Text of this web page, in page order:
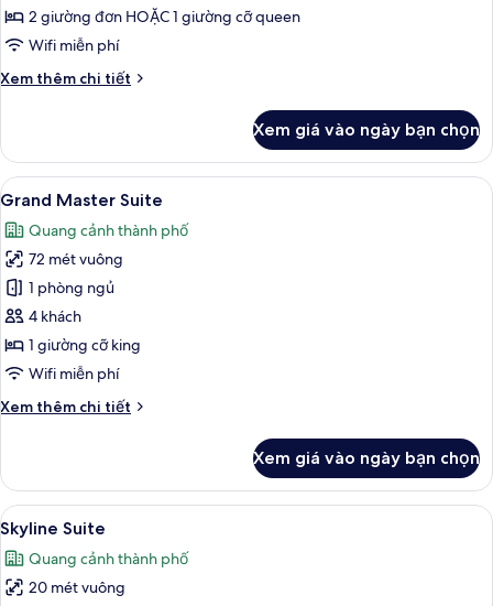
2 giường đơn HOẶC 1 giường cỡ queen
Wifi miễn phí
Xem thêm chi tiết
Chi
Phòng
Premium
Xem giá vào ngày bạn chọn
Xem
tất
cả
ảnh
Grand
Master
Suite
Bộ đồ giường cao cấp, minibar, két
10
Grand Master Suite
Quang cảnh thành phố
72 mét vuông
1 phòng ngủ
4 khách
1 giường cỡ king
Wifi miễn phí
Xem thêm chi tiết
Chi
Grand
Master
Suite
Xem giá vào ngày bạn chọn
Xem
tất
cả
ảnh
Skyline Suite | Bộ đồ giường cao
4
Skyline Suite
Quang cảnh thành phố
20 mét vuông